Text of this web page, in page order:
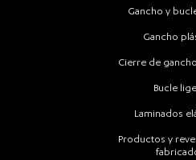
Gancho y
Gancho
Cierre de
Bucle
Laminados
Productos y